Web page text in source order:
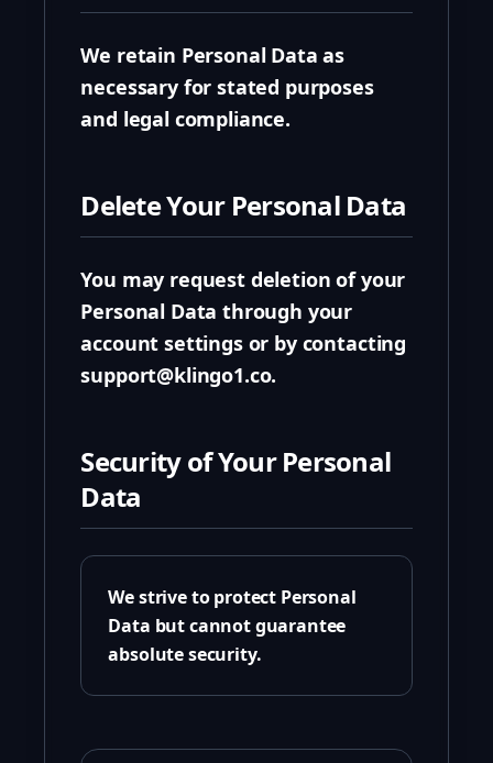
We retain Personal Data as
necessary for stated purposes
and legal compliance.
Delete Your Personal Data
You may request deletion of your
Personal Data through your
account settings or by contacting
support@klingo1.co.
Security of Your Personal
Data
We strive to protect Personal
Data but cannot guarantee
absolute security.